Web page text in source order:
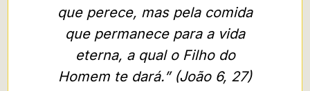
que perece, mas pela comida
que permanece para a vida
eterna, a qual o Filho do
Homem te dará.” (João 6, 27)